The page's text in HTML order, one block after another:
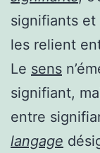
signifiants et
les relient
Le sens
signifiant,
entre
langage